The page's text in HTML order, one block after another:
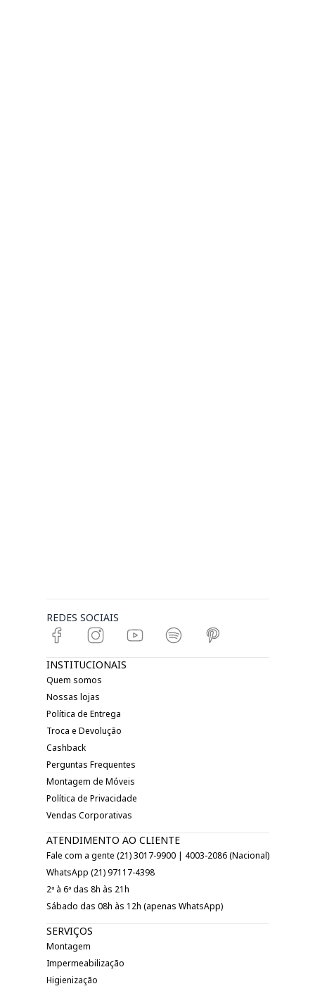
REDES SOCIAIS
INSTITUCIONAIS
Quem somos
Nossas lojas
Política de Entrega
Troca e Devolução
Cashback
Perguntas Frequentes
Montagem de Móveis
Política de Privacidade
Vendas Corporativas
ATENDIMENTO AO CLIENTE
Fale com a gente (21) 3017-9900 | 4003-2086 (Nacional)
WhatsApp (21) 97117-4398
2ª à 6ª das 8h às 21h
Sábado das 08h às 12h (apenas WhatsApp)
SERVIÇOS
Montagem
Impermeabilização
Higienização